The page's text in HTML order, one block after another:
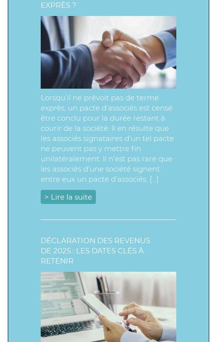
EXPRÈS ?
Lorsqu’il ne prévoit pas de terme
exprès, un pacte d’associés est censé
être conclu pour la durée restant à
courir de la société. Il en résulte que
les associés signataires d’un tel pacte
ne peuvent pas y mettre fin
unilatéralement. Il n’est pas rare que
les associés d’une société signent
entre eux un pacte d’associés. […]
> Lire la suite
DÉCLARATION DES REVENUS
DE 2025 : LES DATES CLÉS À
RETENIR